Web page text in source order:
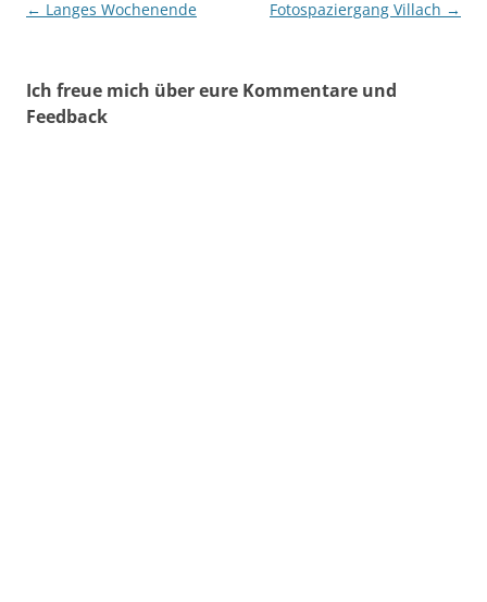
Beitragsnavigation
← Langes Wochenende Fotospaziergang Villach →
Ich freue mich über eure Kommentare und
Feedback